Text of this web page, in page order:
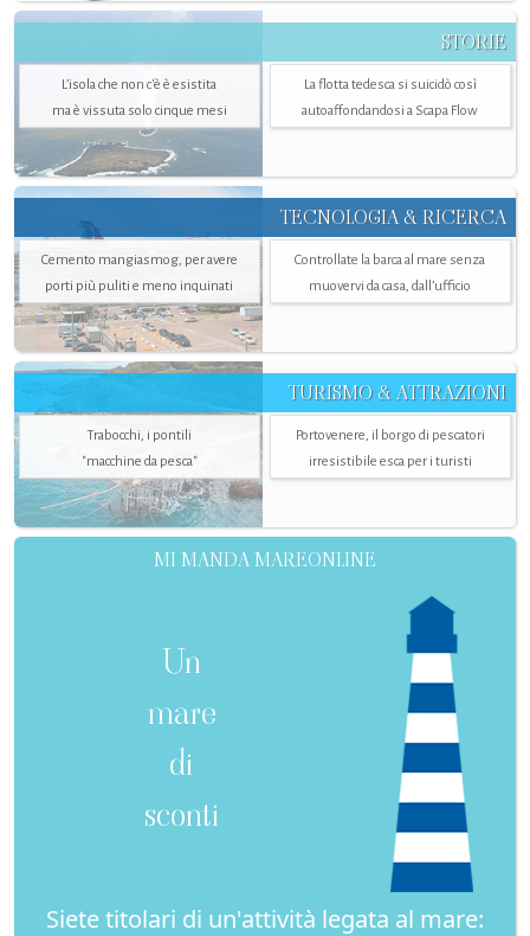
STORIE
L’isola che non c'è è esistita
ma è vissuta solo cinque mesi
La flotta tedesca si suicidò così
autoaffondandosi a Scapa Flow
TECNOLOGIA & RICERCA
Cemento mangiasmog, per avere
porti più puliti e meno inquinati
Controllate la barca al mare senza
muovervi da casa, dall’ufficio
TURISMO & ATTRAZIONI
Trabocchi, i pontili
"macchine da pesca"
Portovenere, il borgo di pescatori
irresistibile esca per i turisti
MI MANDA MAREONLINE
Un
mare
di
sconti
Siete titolari di un'attività legata al mare: